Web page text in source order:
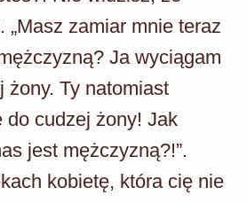
„Masz zamiar mnie teraz
Ja wyciągam
żony. Ty natomiast
do cudzej żony! Jak
jest mężczyzną?!”.
kobietę, która cię nie